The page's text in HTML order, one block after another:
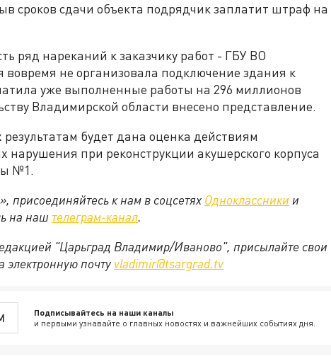
сроков сдачи объекта подрядчик заплатит штраф на
ряд нареканий к заказчику работ - ГБУ ВО
вовремя не организовала подключение здания к
уже выполненные работы на 296 миллионов
Владимирской области внесено представление.
будет дана оценка действиям
при реконструкции акушерского корпуса
№1.
присоединяйтесь к нам в соцсетях Одноклассники и
на наш телеграм-канал.
"Царьград Владимир/Иваново", присылайте свои
почту vladimir@tsargrad.tv
Подписывайтесь на наши каналы
и первыми узнавайте о главных новостях и важнейших событиях дня.